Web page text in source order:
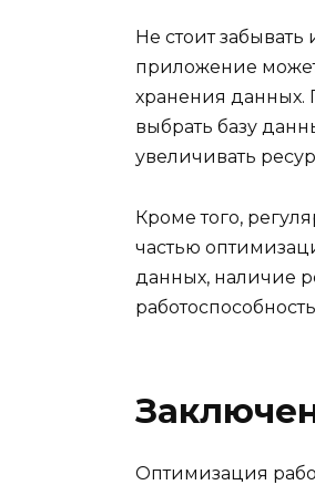
Не стоит
приложение
хранения данных.
выбрать базу
увеличивать
Кроме того,
частью
данных, наличие
Оптимизация